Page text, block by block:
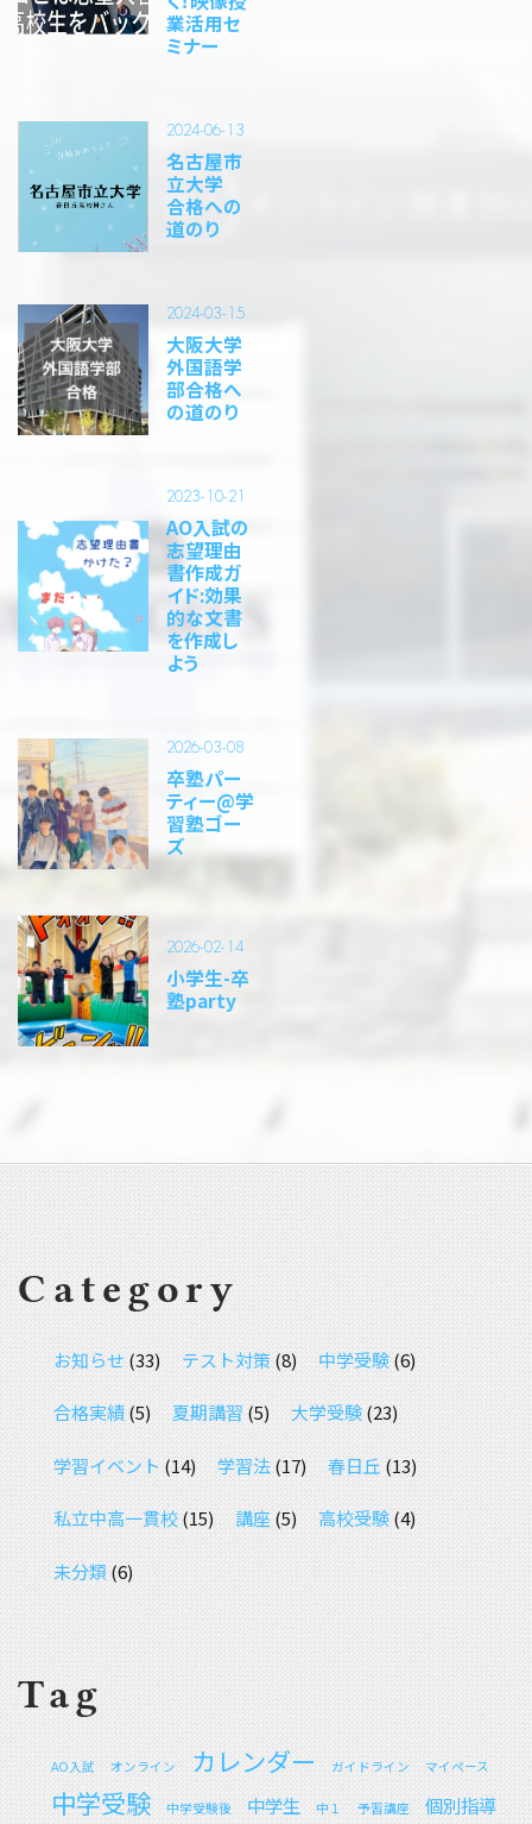
業活用セ
ミナー
2024-06-13
名古屋市
立大学
合格への
道のり
2024-03-15
大阪大学
外国語学
部合格へ
の道のり
2023-10-21
AO入試の
志望理由
書作成ガ
イド:効果
的な文書
を作成し
よう
2026-03-08
卒塾パー
ティー@学
習塾ゴー
ズ
2026-02-14
小学生-卒
塾party
Category
お知らせ (33) テスト対策 (8) 中学受験(6)
合格実績(5) 夏期講習 (5) 大学受験(23)
学習イベント (14) 学習法(17) 春日丘(13)
私立中高一貫校(15) 講座(5) 高校受験(4)
未分類 (6)
Tag
AO入試 オンライン カレンダー ガイドライン マイペース
中学受験 中学受験後 中学生 中１ 予習講座 個別指導